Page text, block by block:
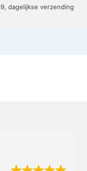
dagelijkse verzending